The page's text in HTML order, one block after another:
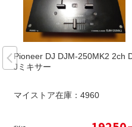
Pioneer DJ DJM-250MK2 2ch
Jミキサー
マイストア在庫： 4960